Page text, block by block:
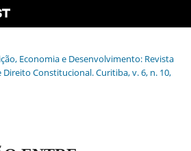
Economia e Desenvolvimento: Revista
Direito Constitucional. Curitiba, v. 6, n. 10,